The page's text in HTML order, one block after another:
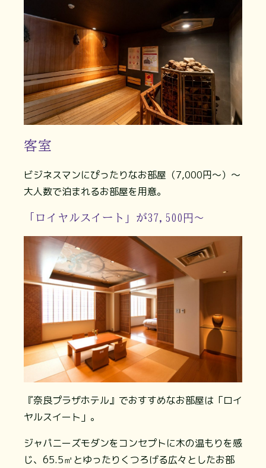
客室
ビジネスマンにぴったりなお部屋（7,000円～）～
大人数で泊まれるお部屋を用意。
「ロイヤルスイート」が37,500円～
『奈良プラザホテル』でおすすめなお部屋は「ロイ
ヤルスイート」。
ジャパニーズモダンをコンセプトに木の温もりを感
じ、65.5㎡とゆったりくつろげる広々としたお部